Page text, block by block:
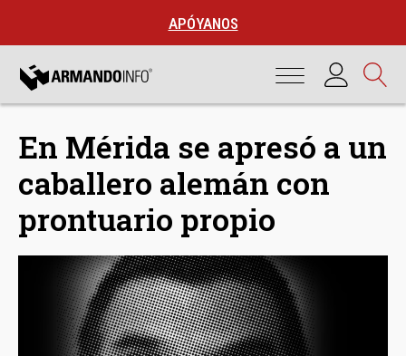
APÓYANOS
En Mérida se apresó a un
caballero alemán con
prontuario propio